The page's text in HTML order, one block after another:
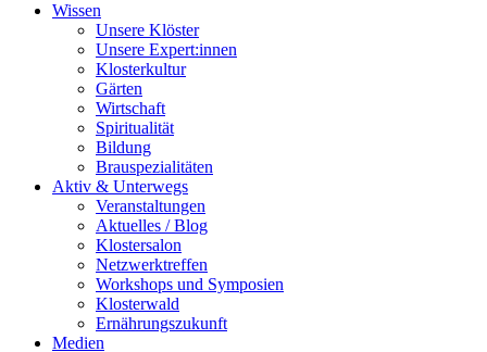
Wissen
Unsere Klöster
Unsere Expert:innen
Klosterkultur
Gärten
Wirtschaft
Spiritualität
Bildung
Brauspezialitäten
Aktiv & Unterwegs
Veranstaltungen
Aktuelles / Blog
Klostersalon
Netzwerktreffen
Workshops und Symposien
Klosterwald
Ernährungszukunft
Medien